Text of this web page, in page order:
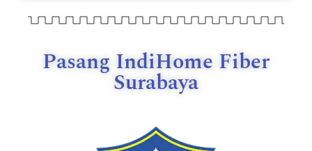
Pasang IndiHome Fiber
Surabaya